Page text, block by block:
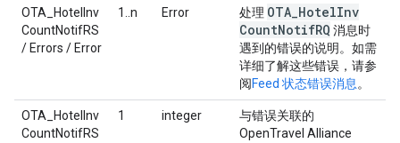
OTA_HotelInv
CountNotifRS
/ Errors / Error
1..n Error 处理 OTA HotelInv
CountNotifRQ 消息时
遇到的错误的说明。如需
详细了解这些错误，请参
阅Feed 状态错误消息 。
OTA_HotelInv
CountNotifRS
1 integer
与错误关联的
OpenTravel Alliance